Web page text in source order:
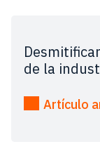
de la
Artículo